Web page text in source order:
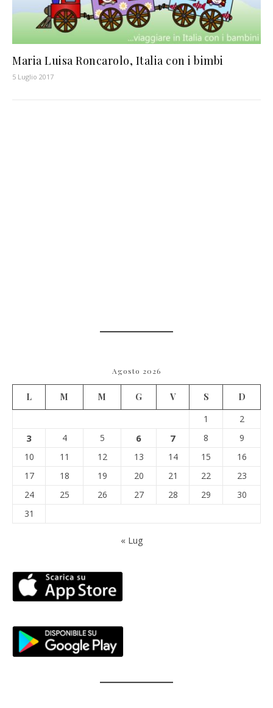
Maria Luisa Roncarolo, Italia con i bimbi
5 Luglio 2017
Agosto 2026
L M M G V S
D
1
2
3 4 5 6 7 8
9
10
11 12 13 14 15
16
17
18 19 20 21 22
23
24
25 26 27 28 29
30
31
« Lug